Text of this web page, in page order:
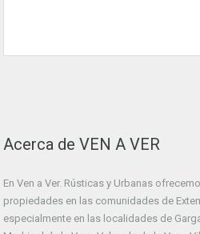
Acerca de VEN A VER
En Ven a Ver. Rústicas y Urbanas
propiedades en las comunidades de
especialmente en las localidades de